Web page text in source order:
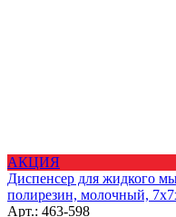
АКЦИЯ
Диспенсер для жидкого
полирезин, молочный,
Арт.: 463-598